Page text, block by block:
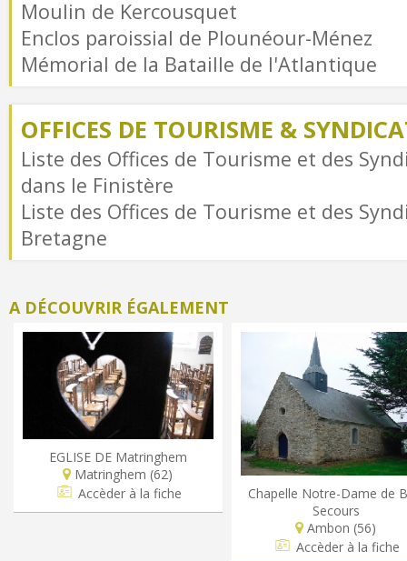
Moulin de Kercousquet
Enclos paroissial de Plounéour-Ménez
Mémorial de la Bataille de l'Atlantique
OFFICES DE TOURISME &
Liste des Offices de Tourisme et des
dans le Finistère
Liste des Offices de Tourisme et des
Bretagne
A DÉCOUVRIR ÉGALEMENT
EGLISE DE Matringhem
Matringhem (62)
Accèder à la fiche
Chapelle Notre-Dame de
Secours
Ambon (56)
Accèder à la fiche